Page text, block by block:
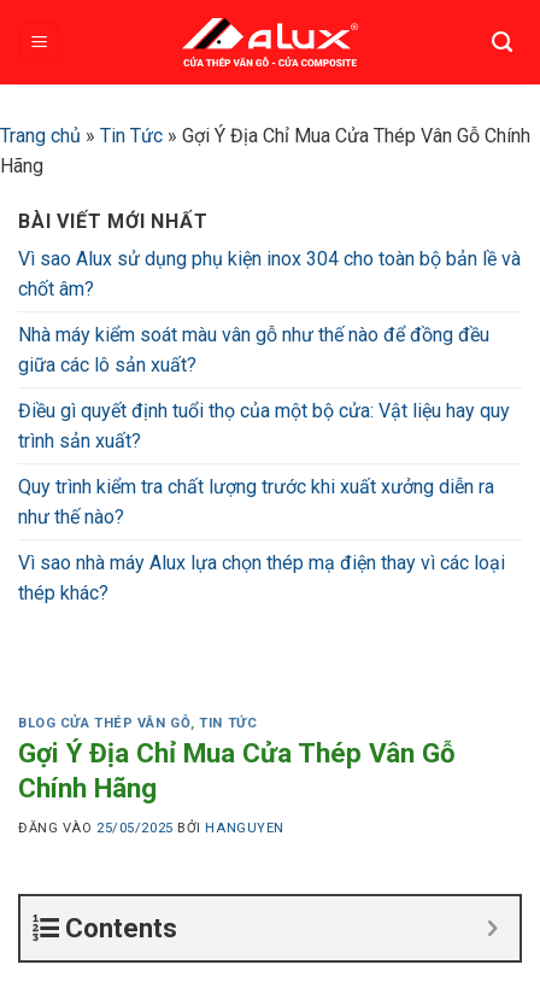
Trang chủ » Tin Tức » Gợi Ý Địa Chỉ Mua Cửa Thép Vân Gỗ Chính
Hãng
BÀI VIẾT MỚI NHẤT
Vì sao Alux sử dụng phụ kiện inox 304 cho toàn bộ bản lề và
chốt âm?
Nhà máy kiểm soát màu vân gỗ như thế nào để đồng đều
giữa các lô sản xuất?
Điều gì quyết định tuổi thọ của một bộ cửa: Vật liệu hay quy
trình sản xuất?
Quy trình kiểm tra chất lượng trước khi xuất xưởng diễn ra
như thế nào?
Vì sao nhà máy Alux lựa chọn thép mạ điện thay vì các loại
thép khác?
BLOG CỬA THÉP VÂN GỖ,TIN TỨC
Gợi Ý Địa Chỉ Mua Cửa Thép Vân Gỗ
Chính Hãng
ĐĂNG VÀO 25/05/2025 BỞI HANGUYEN
Contents